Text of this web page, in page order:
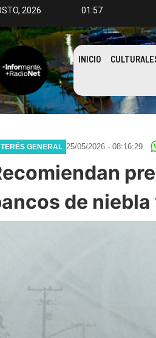
2026 01:57
INICIO
GENERAL 25/05/2026 - 08:16:29
de